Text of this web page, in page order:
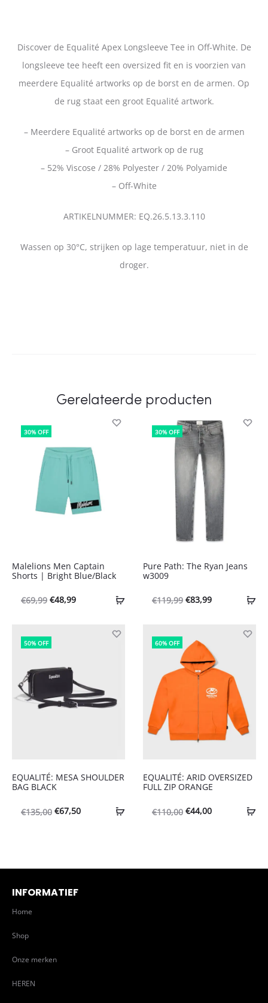
Discover de Equalité Apex Longsleeve Tee in Off-White. De
longsleeve tee heeft een oversized fit en is voorzien van
meerdere Equalité artworks op de borst en de armen. Op
de rug staat een groot Equalité artwork.
– Meerdere Equalité artworks op de borst en de armen
– Groot Equalité artwork op de rug
– 52% Viscose / 28% Polyester / 20% Polyamide
– Off-White
ARTIKELNUMMER: EQ.26.5.13.3.110
Wassen op 30°C, strijken op lage temperatuur, niet in de
droger.
Gerelateerde producten
30% OFF
Malelions Men Captain
Shorts | Bright Blue/Black
€69,99 Oorspronkelijke
was:
€48,99Huidige
30% OFF
Pure Path: The Ryan Jeans
w3009
€119,99 Oorspronkelijke
€119,99.
€83,99Huidige
€83,99.
50% OFF
EQUALITÉ: MESA SHOULDER
BAG BLACK
€135,00 Oorspronkelijke
€67,50Huidige
60% OFF
EQUALITÉ: ARID OVERSIZED
FULL ZIP ORANGE
€110,00 Oorspronkelijke
€44,00Huidige
INFORMATIEF
Home
Shop
Onze merken
HEREN